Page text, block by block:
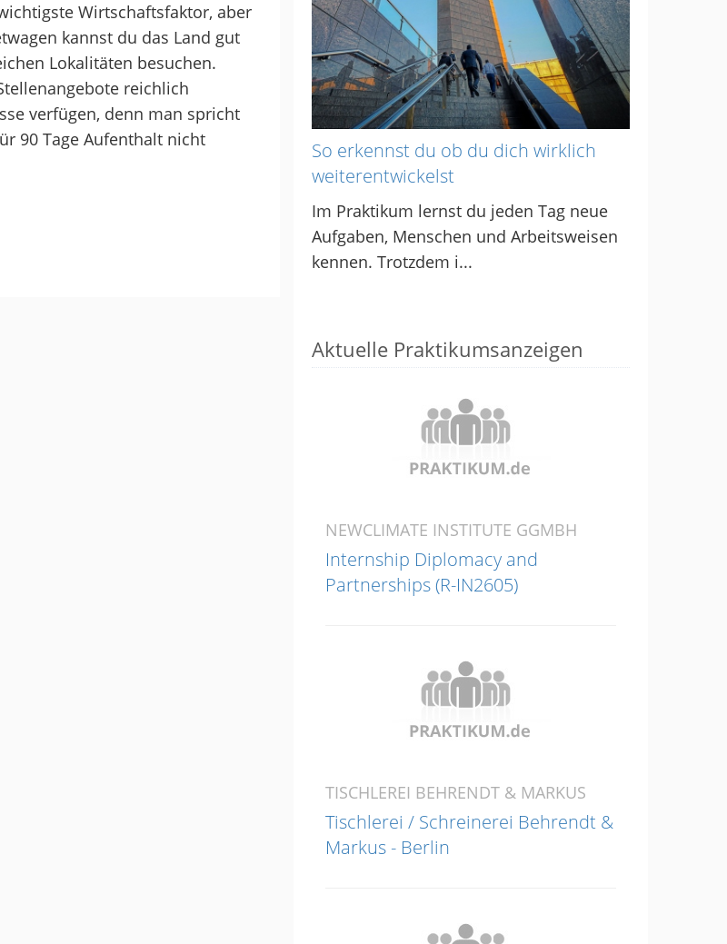
Wirtschaftsfaktor, aber
kannst du das Land gut
Lokalitäten besuchen.
reichlich
verfügen, denn man spricht
90 Tage Aufenthalt nicht
So erkennst du ob du dich wirklich
weiterentwickelst
Im Praktikum lernst du jeden Tag neue
Aufgaben, Menschen und Arbeitsweisen
kennen. Trotzdem i...
Aktuelle Praktikumsanzeigen
NEWCLIMATE INSTITUTE GGMBH
Internship Diplomacy and
Partnerships (R-IN2605)
TISCHLEREI BEHRENDT & MARKUS
Tischlerei / Schreinerei Behrendt &
Markus - Berlin